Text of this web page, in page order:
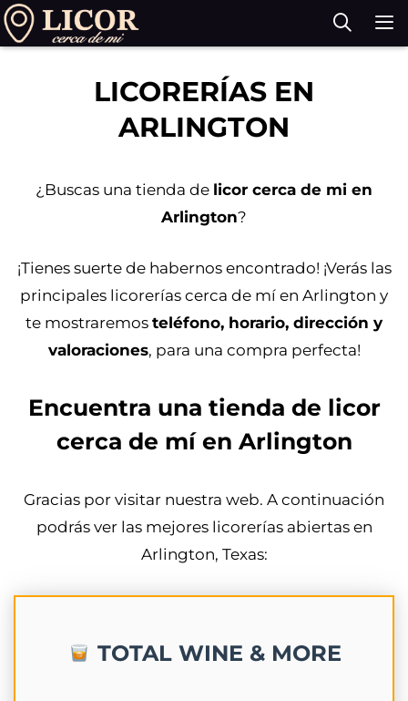
Saltar
al
LICORERÍAS EN
ARLINGTON
¿Buscas una tienda de licor cerca de mi en
Arlington?
¡Tienes suerte de habernos encontrado! ¡Verás las
principales licorerías cerca de mí en Arlington y
te mostraremos teléfono, horario, dirección y
valoraciones, para una compra perfecta!
Encuentra una tienda de licor
cerca de mí en Arlington
Gracias por visitar nuestra web. A continuación
podrás ver las mejores licorerías abiertas en
Arlington, Texas:
TOTAL WINE & MORE